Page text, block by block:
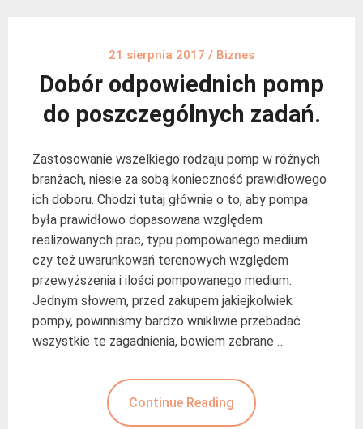
21 sierpnia 2017 / Biznes
Dobór odpowiednich pomp
do poszczególnych zadań.
Zastosowanie wszelkiego rodzaju pomp w różnych
branżach, niesie za sobą konieczność prawidłowego
ich doboru. Chodzi tutaj głównie o to, aby pompa
była prawidłowo dopasowana względem
realizowanych prac, typu pompowanego medium
czy też uwarunkowań terenowych względem
przewyższenia i ilości pompowanego medium.
Jednym słowem, przed zakupem jakiejkolwiek
pompy, powinniśmy bardzo wnikliwie przebadać
wszystkie te zagadnienia, bowiem zebrane …
Continue Reading